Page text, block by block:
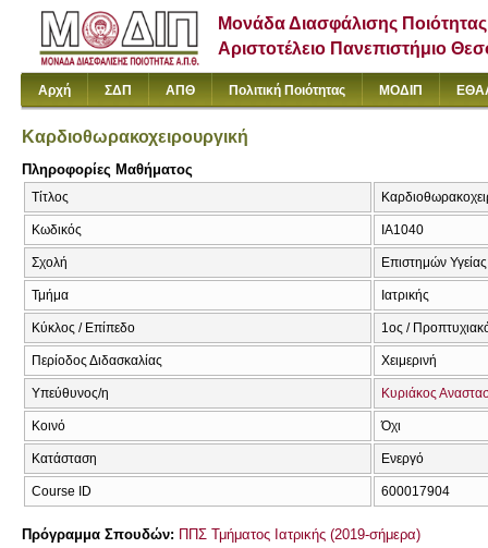
Μονάδα Διασφάλισης Ποιότητας
Αριστοτέλειο Πανεπιστήμιο
Αρχή ΣΔΠ ΑΠΘ Πολιτική Ποιότητας ΜΟΔΙΠ
Καρδιοθωρακοχειρουργική
Πληροφορίες Μαθήματος
Τίτλος
Κωδικός ΙΑ1040
Σχολή Επιστημών Υγείας
Τμήμα Ιατρικής
Κύκλος / Επίπεδο 1ος /
Περίοδος Διδασκαλίας Χειμερινή
Υπεύθυνος/η Κυριάκος
Κοινό Όχι
Κατάσταση Ενεργό
Course ID 600017904
Πρόγραμμα Σπουδών: ΠΠΣ Τμήματος Ιατρικής (2019-σήμερα)